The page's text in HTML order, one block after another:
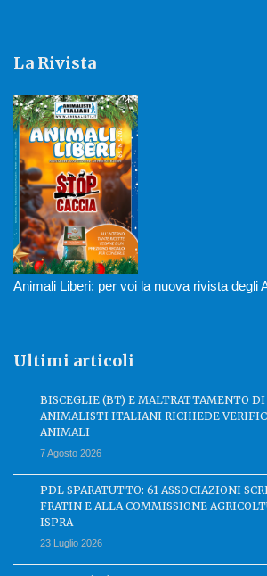
La Rivista
Animali Liberi: per voi la nuova rivista degli
Ultimi articoli
BISCEGLIE (BT) E MALTRATTAMENTO
ANIMALISTI ITALIANI RICHIEDE
ANIMALI
7 Agosto 2026
PDL SPARATUTTO: 61 ASSOCIAZIONI
FRATIN E ALLA COMMISSIONE
ISPRA
23 Luglio 2026